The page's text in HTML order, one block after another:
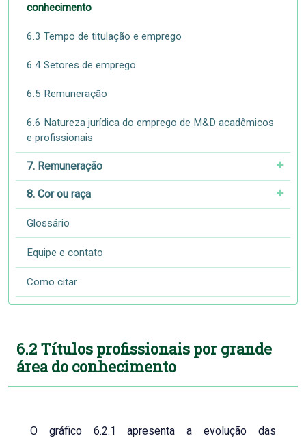
conhecimento
6.3 Tempo de titulação e emprego
6.4 Setores de emprego
6.5 Remuneração
6.6 Natureza jurídica do emprego de M&D acadêmicos
e profissionais
7. Remuneração
8. Cor ou raça
Glossário
Equipe e contato
Como citar
6.2 Títulos profissionais por grande
área do conhecimento
O gráfico 6.2.1 apresenta a evolução das